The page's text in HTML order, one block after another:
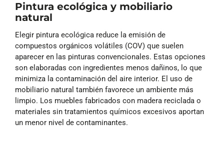
Pintura ecológica y mobiliario
natural
Elegir pintura ecológica reduce la emisión de
compuestos orgánicos volátiles (COV) que suelen
aparecer en las pinturas convencionales. Estas opciones
son elaboradas con ingredientes menos dañinos, lo que
minimiza la contaminación del aire interior. El uso de
mobiliario natural también favorece un ambiente más
limpio. Los muebles fabricados con madera reciclada o
materiales sin tratamientos químicos excesivos aportan
un menor nivel de contaminantes.